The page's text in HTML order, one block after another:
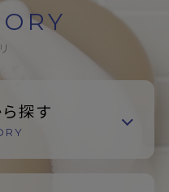
探す